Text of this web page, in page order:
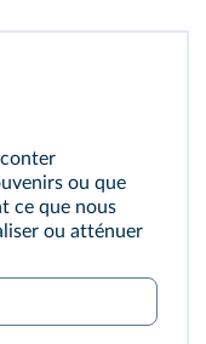
ou que
ce que nous
ou atténuer